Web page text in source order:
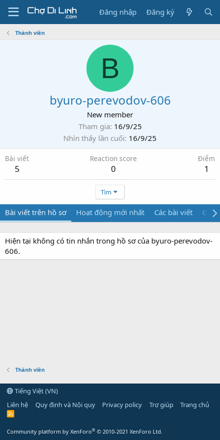
Đăng nhập Đăng ký
Thành viên
B
byuro-perevodov-606
New member
Tham gia 16/9/25
Nhìn thấy lần cuối 16/9/25
Bài viết
5
Reaction score
0
Điểm
1
Tìm
Bài viết trên hồ sơ Hoạt động mới nhất Các bài viết Giới
Hiện tại không có tin nhắn trong hồ sơ của byuro-perevodov-
606.
Thành viên
Tiếng Việt (VN)
Liên hệ
Quy định và Nội quy Privacy policy Trợ giúp Trang chủ
R
Community platform by XenForo® © 2010-2021 XenForo Ltd.